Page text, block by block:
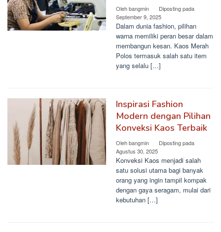
Olehbangmin
Diposting pada
September 9, 2025
Dalam dunia fashion, pilihan
warna memiliki peran besar dalam
membangun kesan. Kaos Merah
Polos termasuk salah satu item
yang selalu […]
Inspirasi Fashion
Modern dengan Pilihan
Konveksi Kaos Terbaik
Olehbangmin
Diposting pada
Agustus 30, 2025
Konveksi Kaos menjadi salah
satu solusi utama bagi banyak
orang yang ingin tampil kompak
dengan gaya seragam, mulai dari
kebutuhan […]